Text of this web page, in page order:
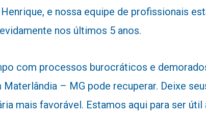
e nossa equipe de profissionais
nos últimos 5 anos.
com processos burocráticos e
Materlândia – MG pode recuperar. Deixe
mais favorável. Estamos aqui para ser